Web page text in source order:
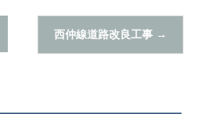
西仲線道路改良工事 →